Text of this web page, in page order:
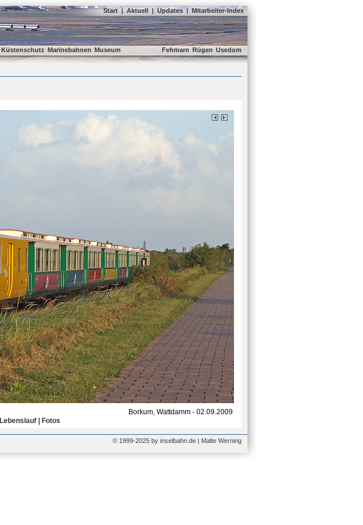
Start | Aktuell | Updates | Mitarbeiter-Index
Küstenschutz Marinebahnen Museum Fehmarn Rügen Usedom
Borkum, Wattdamm - 02.09.2009
Lebenslauf | Fotos
© 1999-2025 by inselbahn.de | Malte Werning